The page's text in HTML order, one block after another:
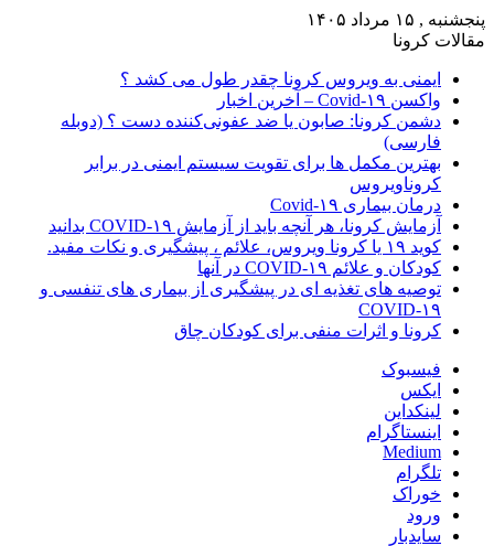
پنجشنبه , ۱۵ مرداد ۱۴۰۵
مقالات کرونا
ایمنی به ویروس کرونا چقدر طول می کشد ؟
واکسن Covid-۱۹ – آخرین اخبار
دشمن کرونا: صابون یا ضد عفونی‌کننده دست ؟ (دوبله
فارسی)
بهترین مکمل ها برای تقویت سیستم ایمنی در برابر
کروناویروس
درمان بیماری Covid-۱۹
آزمایش کرونا، هر آنچه باید از آزمایش COVID-۱۹ بدانید
کوید ۱۹ یا کرونا ویروس، علائم ، پیشگیری و نکات مفید.
کودکان و علائم COVID-۱۹ در آنها
توصیه های تغذیه ای در پیشگیری از بیماری های تنفسی و
COVID-۱۹
کرونا و اثرات منفی برای کودکان چاق
فیسبوک
ایکس
لینکداین
اینستاگرام
Medium
تلگرام
خوراک
ورود
سایدبار